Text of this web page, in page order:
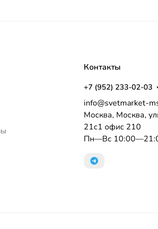
Контакты
+7 (952) 233-02-03
info@svetmarket-
Москва, Москва,
21с1 офис 210
Пн—Вс